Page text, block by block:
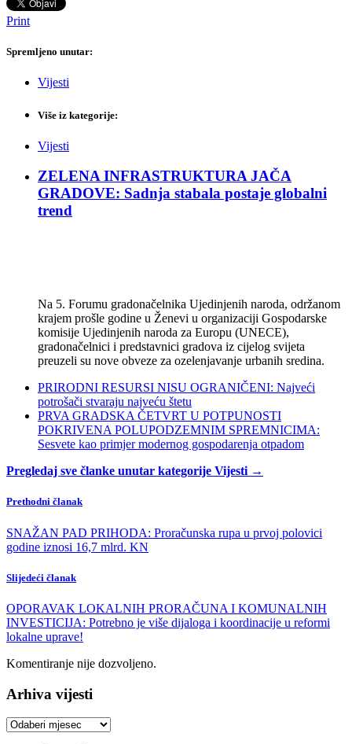
Print
Spremljeno unutar:
Vijesti
Više iz kategorije:
Vijesti
ZELENA INFRASTRUKTURA JAČA
GRADOVE: Sadnja stabala postaje globalni
trend
Na 5. Forumu gradonačelnika Ujedinjenih naroda, održanom
krajem prošle godine u Ženevi u organizaciji Gospodarske
komisije Ujedinjenih naroda za Europu (UNECE),
gradonačelnici i predstavnici gradova iz cijelog svijeta
preuzeli su nove obveze za ozelenjavanje urbanih sredina.
PRIRODNI RESURSI NISU OGRANIČENI: Najveći
potrošači stvaraju najveću štetu
PRVA GRADSKA ČETVRT U POTPUNOSTI
POKRIVENA POLUPODZEMNIM SPREMNICIMA:
Sesvete kao primjer modernog gospodarenja otpadom
Pregledaj sve članke unutar kategorije Vijesti →
Prethodni članak
SNAŽAN PAD PRIHODA: Proračunska rupa u prvoj polovici
godine iznosi 16,7 mlrd. KN
Slijedeći članak
OPORAVAK LOKALNIH PRORAČUNA I KOMUNALNIH
INVESTICIJA: Potrebno je više dijaloga i koordinacije u reformi
lokalne uprave!
Komentiranje nije dozvoljeno.
Arhiva vijesti
Arhiva